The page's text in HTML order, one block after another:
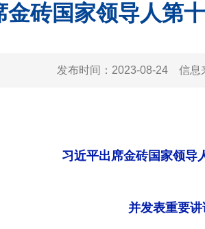
金砖国家领导人第
发布时间： 2023-08-24 信息
习近平出席金砖国家领导
并发表重要讲